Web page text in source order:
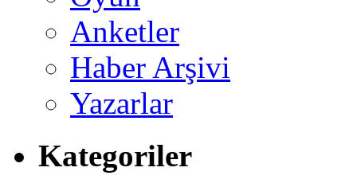
Anketler
Haber Arşivi
Yazarlar
Kategoriler